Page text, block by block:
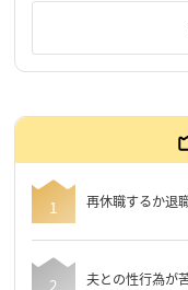
再休職するか退
夫との性行為が